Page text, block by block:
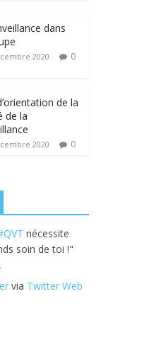
g
er
dans
2020 0
de la
de la
2020 0
nécessite
soin de toi !"
via Twitter Web